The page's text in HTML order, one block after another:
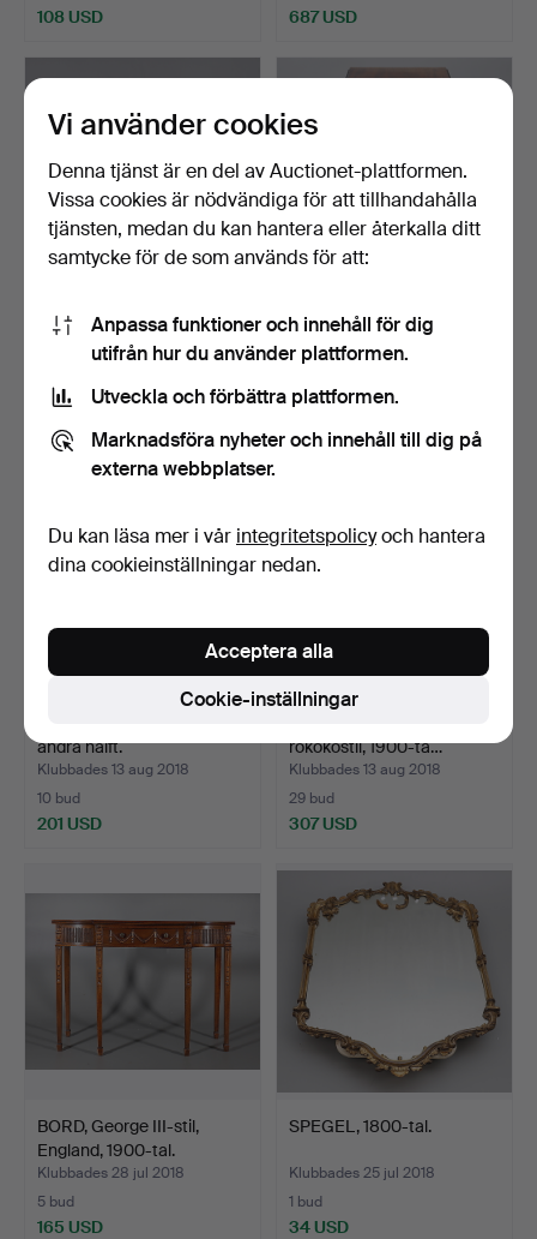
108 USD 687 USD
SOFFBORD, 1900-tal.
Klubbades 28 aug 2018
10 bud
KLAFFBORD, sk Pembroke
table. George III, …
Klubbades 19 aug 2018
1 bud
andra hälft.
Klubbades 13 aug 2018
10 bud
201 USD
rokokostil, 1900-ta…
Klubbades 13 aug 2018
29 bud
307 USD
BORD, George III-stil,
England, 1900-tal.
Klubbades 28 jul 2018
5 bud
165 USD
SPEGEL, 1800-tal.
Klubbades 25 jul 2018
1 bud
34 USD
Vi använder cookies
Denna tjänst är en del av Auctionet-plattformen.
Vissa cookies är nödvändiga för att tillhandahålla
tjänsten, medan du kan hantera eller återkalla ditt
samtycke för de som används för att:
Anpassa funktioner och innehåll för dig
utifrån hur du använder plattformen.
Utveckla och förbättra plattformen.
Marknadsföra nyheter och innehåll till dig på
externa webbplatser.
Du kan läsa mer i vår integritetspolicyoch hantera
dina cookieinställningar nedan.
Cookie-inställningar
Acceptera alla